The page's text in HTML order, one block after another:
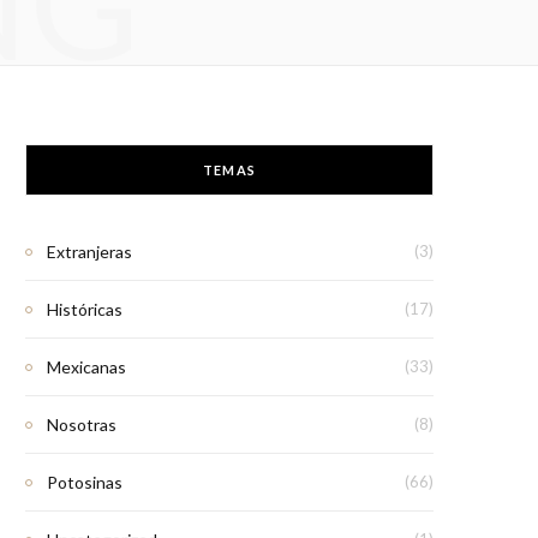
TEMAS
Extranjeras (3)
Históricas (17)
Mexicanas (33)
Nosotras (8)
Potosinas (66)